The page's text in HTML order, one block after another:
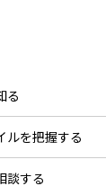
る
ルを把握する
談する